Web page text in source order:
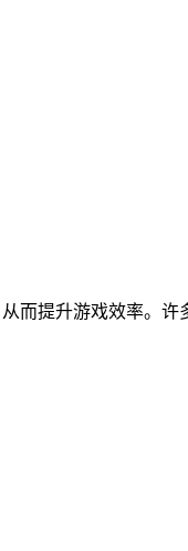
而提升游戏效率。